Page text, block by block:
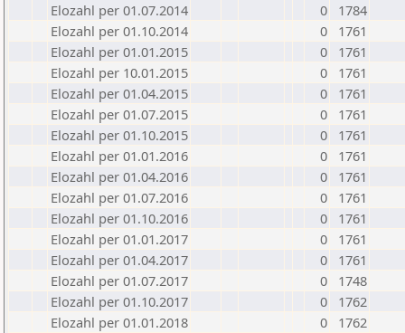
Elozahl per 01.07.2014
0
1784
Elozahl per 01.10.2014
0
1761
Elozahl per 01.01.2015
0
1761
Elozahl per 10.01.2015
0
1761
Elozahl per 01.04.2015
0
1761
Elozahl per 01.07.2015
0
1761
Elozahl per 01.10.2015
0
1761
Elozahl per 01.01.2016
0
1761
Elozahl per 01.04.2016
0
1761
Elozahl per 01.07.2016
0
1761
Elozahl per 01.10.2016
0
1761
Elozahl per 01.01.2017
0
1761
Elozahl per 01.04.2017
0
1761
Elozahl per 01.07.2017
0
1748
Elozahl per 01.10.2017
0
1762
Elozahl per 01.01.2018
0
1762